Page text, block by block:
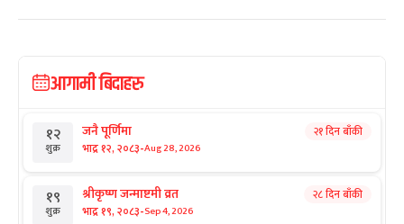
आगामी बिदाहरु
१२
शुक्र
जनै पूर्णिमा
भाद्र १२, २०८३-Aug 28, 2026
२१ दिन बाँकी
१९
शुक्र
श्रीकृष्ण जन्माष्टमी व्रत
भाद्र १९, २०८३-Sep 4, 2026
२८ दिन बाँकी